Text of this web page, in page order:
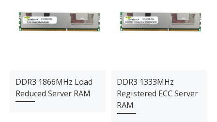
DDR3 1866MHz Load
Reduced Server RAM
DDR3 1333MHz
Registered ECC Server
RAM